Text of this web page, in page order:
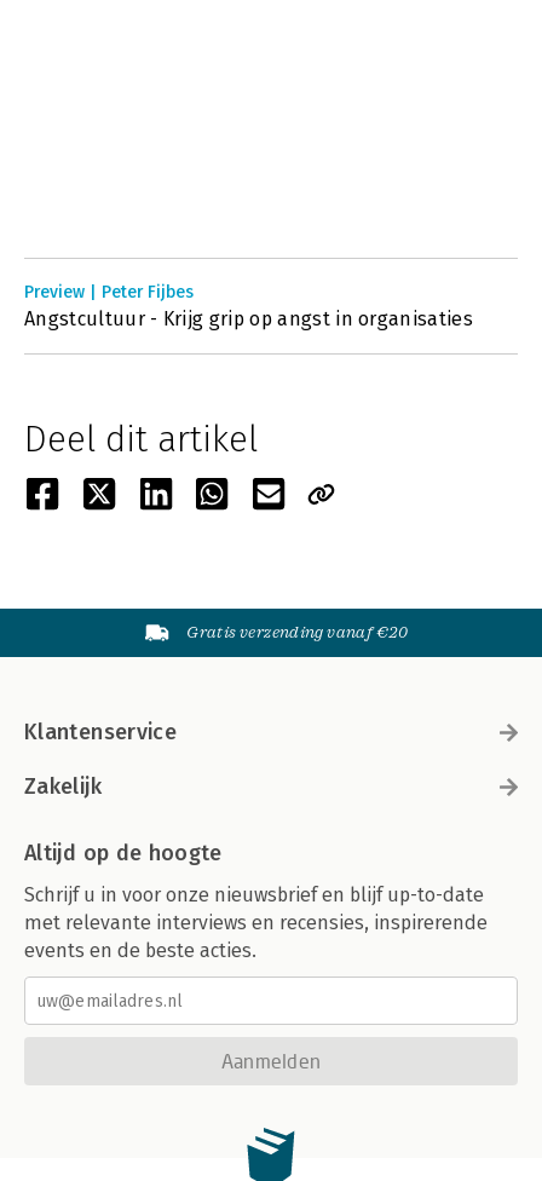
Preview | Peter Fijbes
Angstcultuur - Krijg grip op angst in organisaties
Deel dit artikel
Gratis verzending vanaf €20
Klantenservice
Zakelijk
Altijd op de hoogte
Schrijf u in voor onze nieuwsbrief en blijf up-to-date
met relevante interviews en recensies, inspirerende
events en de beste acties.
Aanmelden